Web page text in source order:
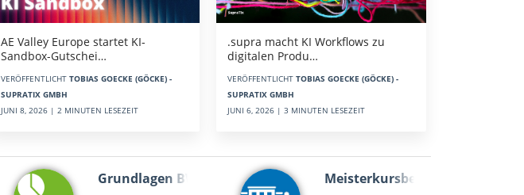
AE Valley Europe startet KI-
Sandbox-Gutschei…
VERÖFFENTLICHT TOBIAS GOECKE (GÖCKE) -
SUPRATIX GMBH
JUNI 8, 2026 | 2 MINUTEN LESEZEIT
.supra macht KI Workflows zu
digitalen Produ…
VERÖFFENTLICHT TOBIAS GOECKE (GÖCKE) -
SUPRATIX GMBH
JUNI 6, 2026 | 3 MINUTEN LESEZEIT
Grundlagen BWL Meisterkursbegl…